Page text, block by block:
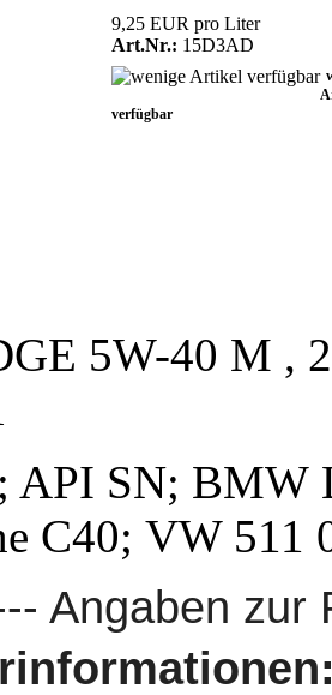
9,25 EUR pro Liter
Art.Nr.: 15D3AD
verfügbar
5W-40 M ,
API SN; BMW
C40; VW 511
Angaben zur